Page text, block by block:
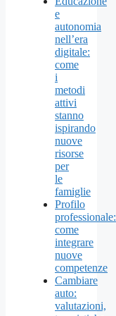
e
autonomia
nell’era
digitale:
come
i
metodi
attivi
stanno
ispirando
nuove
risorse
per
le
famiglie
Profilo
professionale:
come
integrare
nuove
competenze
Cambiare
auto:
valutazioni,